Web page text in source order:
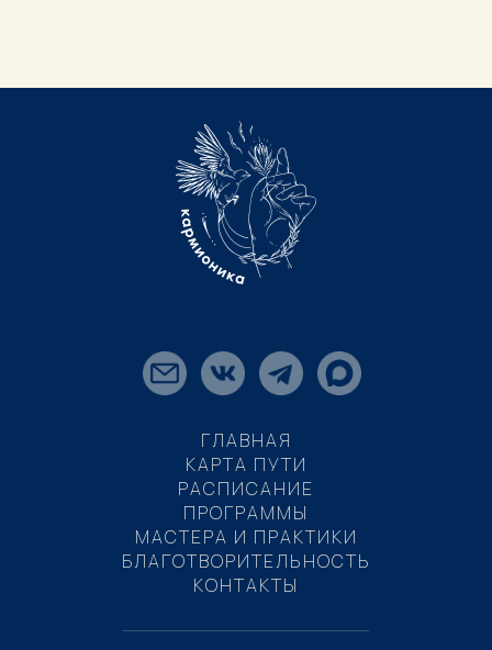
ГЛАВНАЯ
КАРТА ПУТИ
РАСПИСАНИЕ
ПРОГРАММЫ
МАСТЕРА И ПРАКТИКИ
БЛАГОТВОРИТЕЛЬНОСТЬ
КОНТАКТЫ